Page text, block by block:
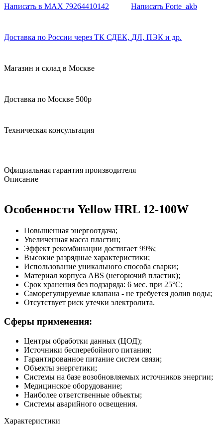
Написать в MAX 79264410142 Написать Forte_akb
Доставка по России через ТК СДЕК, ДЛ, ПЭК и др.
Магазин и склад в Москве
Доставка по Москве 500р
Техническая консультация
Официальная гарантия производителя
Описание
Особенности Yellow HRL 12-100W
Повышенная энергоотдача;
Увеличенная масса пластин;
Эффект рекомбинации достигает 99%;
Высокие разрядные характеристики;
Использование уникального способа сварки;
Материал корпуса ABS (негорючий пластик);
Срок хранения без подзаряда: 6 мес. при 25°C;
Саморегулируемые клапана - не требуется долив воды;
Отсутствует риск утечки электролита.
Сферы применения:
Центры обработки данных (ЦОД);
Источники бесперебойного питания;
Гарантированное питание систем связи;
Объекты энергетики;
Системы на базе возобновляемых источников энергии;
Медицинское оборудование;
Наиболее ответственные объекты;
Системы аварийного освещения.
Характеристики